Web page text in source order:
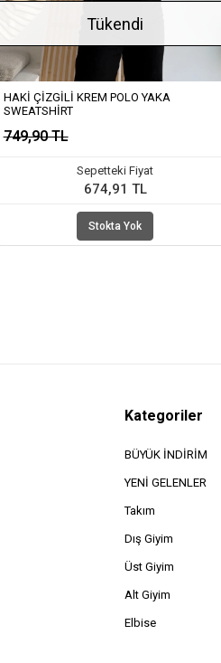
Tükendi
HAKI ÇIZGILI KREM POLO YAKA
SWEATSHIRT
749,90 TL
Sepetteki Fiyat
674,91 TL
Stokta Yok
Kategoriler
BÜYÜK İNDİRİM
YENİ GELENLER
Takım
Dış Giyim
Üst Giyim
Alt Giyim
Elbise